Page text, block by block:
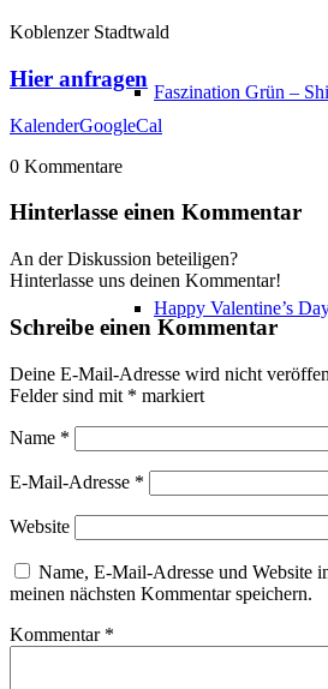
Faszination Grün –
Happy Valentine’s
Waldbaden für Paare
Koblenzer Stadtwald
Hier anfragen
KalenderGoogleCal
0 Kommentare
Hinterlasse einen Kommentar
An der Diskussion beteiligen?
Hinterlasse uns deinen Kommentar!
Schreibe einen Kommentar
Deine E-Mail-Adresse wird nicht
Felder sind mit * markiert
Name *
E-Mail-Adresse *
Website
Name, E-Mail-Adresse und Website
meinen nächsten Kommentar speichern.
Kommentar *